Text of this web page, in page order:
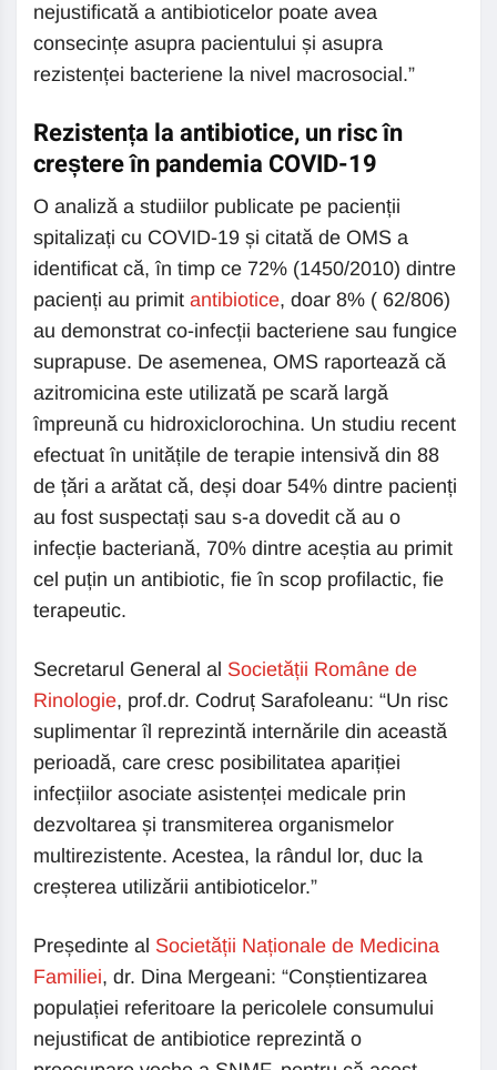
nejustificată a antibioticelor poate avea
consecințe asupra pacientului și asupra
rezistenței bacteriene la nivel macrosocial.”
Rezistența la antibiotice, un risc în
creștere în pandemia COVID-19
O analiză a studiilor publicate pe pacienții
spitalizați cu COVID-19 și citată de OMS a
identificat că, în timp ce 72% (1450/2010) dintre
pacienți au primit antibiotice, doar 8% ( 62/806)
au demonstrat co-infecții bacteriene sau fungice
suprapuse. De asemenea, OMS raportează că
azitromicina este utilizată pe scară largă
împreună cu hidroxiclorochina. Un studiu recent
efectuat în unitățile de terapie intensivă din 88
de țări a arătat că, deși doar 54% dintre pacienți
au fost suspectați sau s-a dovedit că au o
infecție bacteriană, 70% dintre aceștia au primit
cel puțin un antibiotic, fie în scop profilactic, fie
terapeutic.
Secretarul General al Societății Române de
Rinologie, prof.dr. Codruț Sarafoleanu: “Un risc
suplimentar îl reprezintă internările din această
perioadă, care cresc posibilitatea apariției
infecțiilor asociate asistenței medicale prin
dezvoltarea și transmiterea organismelor
multirezistente. Acestea, la rândul lor, duc la
creșterea utilizării antibioticelor.”
Președinte al Societății Naționale de Medicina
Familiei, dr. Dina Mergeani: “Conștientizarea
populației referitoare la pericolele consumului
nejustificat de antibiotice reprezintă o